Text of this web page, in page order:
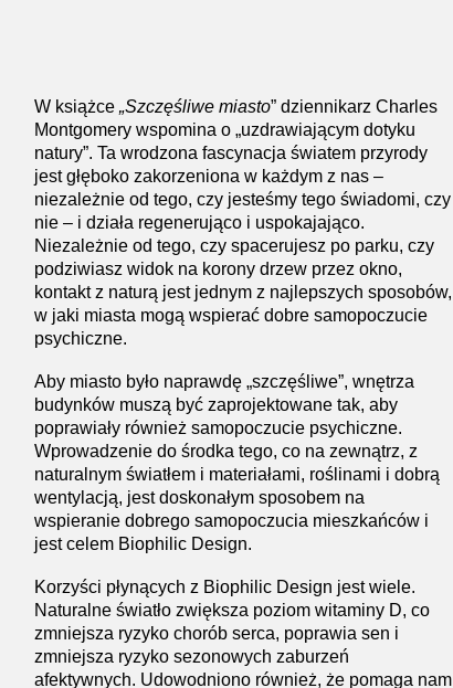
W książce „Szczęśliwe miasto” dziennikarz Charles
Montgomery wspomina o „uzdrawiającym dotyku
natury”. Ta wrodzona fascynacja światem przyrody
jest głęboko zakorzeniona w każdym z nas –
niezależnie od tego, czy jesteśmy tego świadomi, czy
nie – i działa regenerująco i uspokajająco.
Niezależnie od tego, czy spacerujesz po parku, czy
podziwiasz widok na korony drzew przez okno,
kontakt z naturą jest jednym z najlepszych sposobów,
w jaki miasta mogą wspierać dobre samopoczucie
psychiczne.
Aby miasto było naprawdę „szczęśliwe”, wnętrza
budynków muszą być zaprojektowane tak, aby
poprawiały również samopoczucie psychiczne.
Wprowadzenie do środka tego, co na zewnątrz, z
naturalnym światłem i materiałami, roślinami i dobrą
wentylacją, jest doskonałym sposobem na
wspieranie dobrego samopoczucia mieszkańców i
jest celem Biophilic Design.
Korzyści płynących z Biophilic Design jest wiele.
Naturalne światło zwiększa poziom witaminy D, co
zmniejsza ryzyko chorób serca, poprawia sen i
zmniejsza ryzyko sezonowych zaburzeń
afektywnych. Udowodniono również, że pomaga nam